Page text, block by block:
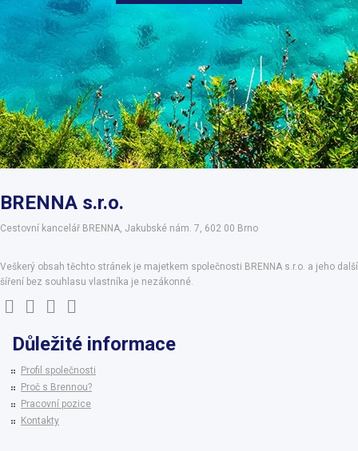
Brenna Instagram
BRENNA s.r.o.
Cestovní kancelář BRENNA, Jakubské nám. 7, 602 00 Brno
Veškerý obsah těchto stránek je majetkem společnosti BRENNA s.r.o. a jeho další
šíření bez souhlasu vlastníka je nezákonné.
Důležité informace
Profil společnosti
Proč s Brennou?
Pracovní pozice
Kontakty